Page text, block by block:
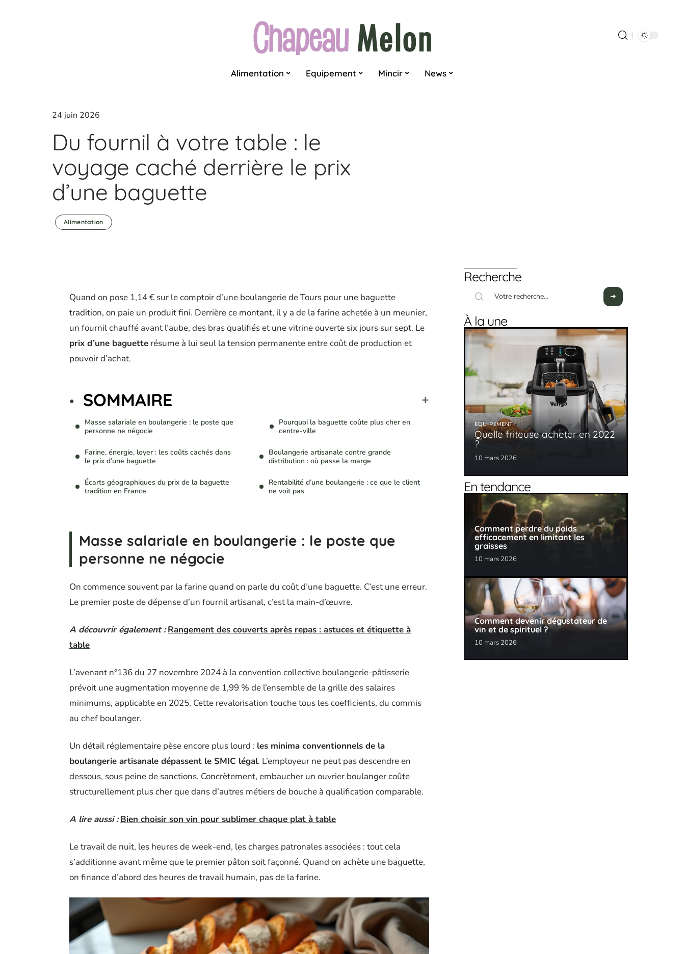
Alimentation Equipement Mincir News
24 juin 2026
Du fournil à votre table : le
voyage caché derrière le prix
d’une baguette
Alimentation
Quand on pose 1,14 € sur le comptoir d’une boulangerie de Tours pour une baguette
tradition, on paie un produit fini. Derrière ce montant, il y a de la farine achetée à un meunier,
un fournil chauffé avant l’aube, des bras qualifiés et une vitrine ouverte six jours sur sept. Le
prix d’une baguette résume à lui seul la tension permanente entre coût de production et
pouvoir d’achat.
SOMMAIRE
Masse salariale en boulangerie : le poste que
personne ne négocie
Farine, énergie, loyer : les coûts cachés dans
le prix d’une baguette
Écarts géographiques du prix de la baguette
tradition en France
Pourquoi la baguette coûte plus cher en
centre-ville
Boulangerie artisanale contre grande
distribution : où passe la marge
Rentabilité d’une boulangerie : ce que le client
ne voit pas
Masse salariale en boulangerie : le poste que
personne ne négocie
On commence souvent par la farine quand on parle du coût d’une baguette. C’est une erreur.
Le premier poste de dépense d’un fournil artisanal, c’est la main-d’œuvre.
A découvrir également : Rangement des couverts après repas : astuces et étiquette à
table
L’avenant n°136 du 27 novembre 2024 à la convention collective boulangerie-pâtisserie
prévoit une augmentation moyenne de 1,99 % de l’ensemble de la grille des salaires
minimums, applicable en 2025. Cette revalorisation touche tous les coefficients, du commis
au chef boulanger.
Un détail réglementaire pèse encore plus lourd : les minima conventionnels de la
boulangerie artisanale dépassent le SMIC légal. L’employeur ne peut pas descendre en
dessous, sous peine de sanctions. Concrètement, embaucher un ouvrier boulanger coûte
structurellement plus cher que dans d’autres métiers de bouche à qualification comparable.
A lire aussi : Bien choisir son vin pour sublimer chaque plat à table
Le travail de nuit, les heures de week-end, les charges patronales associées : tout cela
s’additionne avant même que le premier pâton soit façonné. Quand on achète une baguette,
on finance d’abord des heures de travail humain, pas de la farine.
Recherche
À la une
EQUIPEMENT
Quelle friteuse acheter en 2022
?
10 mars 2026
En tendance
Comment perdre du poids
efficacement en limitant les
graisses
10 mars 2026
Comment devenir dégustateur de
vin et de spirituel ?
10 mars 2026